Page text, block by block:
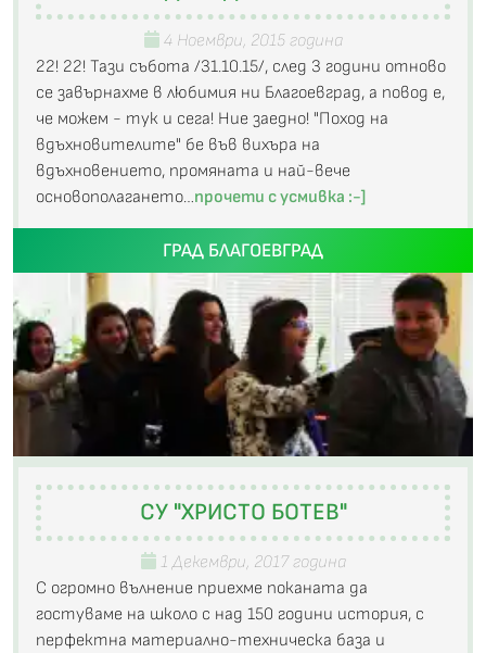
4 Ноември, 2015 година
22! 22! Тази събота /31.10.15/, след 3 години отново
се завърнахме в любимия ни Благоевград, а повод е,
че можем - тук и сега! Ние заедно! "Поход на
вдъхновителите" бе във вихъра на
вдъхновението, промяната и най-вече
основополагането…прочети с усмивка :-]
ГРАД БЛАГОЕВГРАД
СУ "ХРИСТО БОТЕВ"
1 Декември, 2017 година
С огромно вълнение приехме поканата да
гостуваме на школо с над 150 години история, с
перфектна материално-техническа база и